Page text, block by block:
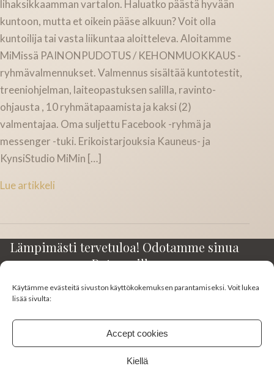
Käytämme evästeitä sivuston käyttökokemuksen parantamiseksi. Voit lukea
lisää sivulta:
Accept cookies
Kiellä
lihaksikkaamman vartalon. Haluatko päästä hyvään
kuntoon, mutta et oikein pääse alkuun? Voit olla
kuntoilija tai vasta liikuntaa aloitteleva. Aloitamme
MiMissä PAINONPUDOTUS / KEHONMUOKKAUS -
ryhmävalmennukset. Valmennus sisältää kuntotestit,
treeniohjelman, laiteopastuksen salilla, ravinto-
ohjausta , 10 ryhmätapaamista ja kaksi (2)
valmentajaa. Oma suljettu Facebook -ryhmä ja
messenger -tuki. Erikoistarjouksia Kauneus- ja
KynsiStudio MiMin […]
Lue artikkeli
Lämpimästi tervetuloa! Odotamme sinua
Rotuaarilla.
Kirkkokatu 23-25 A3
045 130 0383
studiomimi10@gmail.com